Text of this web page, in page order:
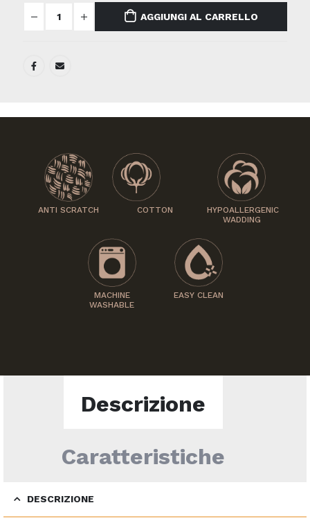
AGGIUNGI AL CARRELLO
ANTI SCRATCH COTTON
HYPOALLERGENIC
WADDING
MACHINE
WASHABLE
EASY CLEAN
Descrizione
Caratteristiche
DESCRIZIONE